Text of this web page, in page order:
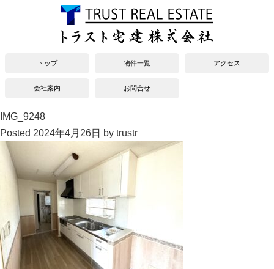
トップ 物件一覧 アクセス
会社案内 お問合せ
IMG_9248
Posted 2024年4月26日 by trustr